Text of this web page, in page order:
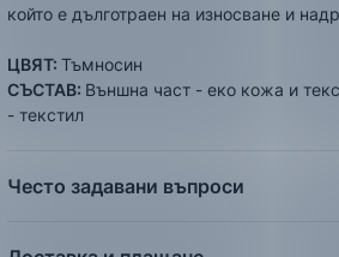
който е дълготраен на износване и
ЦВЯТ: Тъмносин
СЪСТАВ: Външна част - еко кожа и
- текстил
Често задавани въпроси